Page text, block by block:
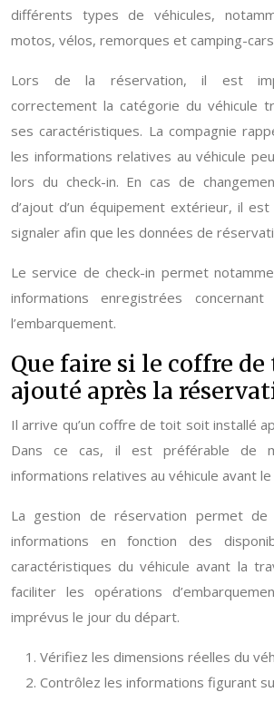
différents types de véhicules,
motos, vélos, remorques et camping-
Lors de la réservation, il est
correctement la catégorie du véhicule
ses caractéristiques. La compagnie
les informations relatives au véhicule
lors du check-in. En cas de
d’ajout d’un équipement extérieur, il
signaler afin que les données de
Le service de check-in permet
informations enregistrées
l’embarquement.
Que faire si le coffre
ajouté après la
Il arrive qu’un coffre de toit soit installé
Dans ce cas, il est préférable de
informations relatives au véhicule avant
La gestion de réservation permet de
informations en fonction des
caractéristiques du véhicule avant la
faciliter les opérations
imprévus le jour du départ.
Vérifiez les dimensions réelles du
Contrôlez les informations figurant